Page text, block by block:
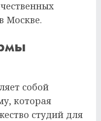
Москве.
собой
которая
студий для